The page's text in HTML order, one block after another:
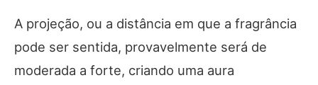
A projeção, ou a distância em que a fragrância
pode ser sentida, provavelmente será de
moderada a forte, criando uma aura